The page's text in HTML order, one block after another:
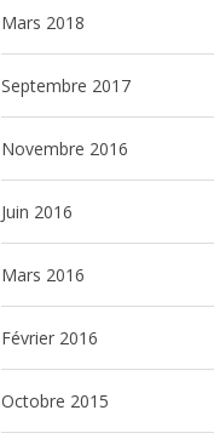
mars 2018
septembre 2017
novembre 2016
juin 2016
mars 2016
février 2016
octobre 2015